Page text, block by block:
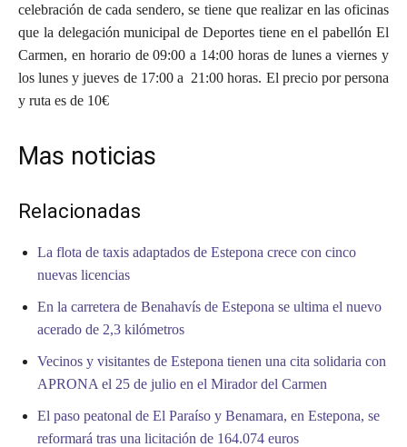
celebración de cada sendero, se tiene que realizar en las oficinas
que la delegación municipal de Deportes tiene en el pabellón El
Carmen, en horario de 09:00 a 14:00 horas de lunes a viernes y
los lunes y jueves de 17:00 a 21:00 horas. El precio por persona
y ruta es de 10€
Mas noticias
Relacionadas
La flota de taxis adaptados de Estepona crece con cinco
nuevas licencias
En la carretera de Benahavís de Estepona se ultima el nuevo
acerado de 2,3 kilómetros
Vecinos y visitantes de Estepona tienen una cita solidaria con
APRONA el 25 de julio en el Mirador del Carmen
El paso peatonal de El Paraíso y Benamara, en Estepona, se
reformará tras una licitación de 164.074 euros